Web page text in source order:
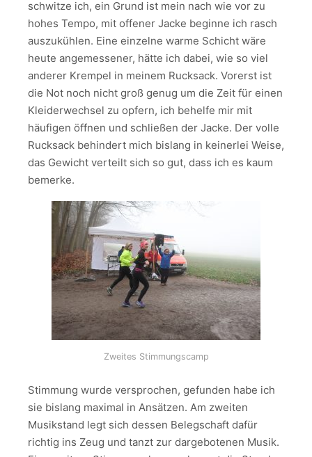
schwitze ich, ein Grund ist mein nach wie vor zu
hohes Tempo, mit offener Jacke beginne ich rasch
auszukühlen. Eine einzelne warme Schicht wäre
heute angemessener, hätte ich dabei, wie so viel
anderer Krempel in meinem Rucksack. Vorerst ist
die Not noch nicht groß genug um die Zeit für einen
Kleiderwechsel zu opfern, ich behelfe mir mit
häufigen öffnen und schließen der Jacke. Der volle
Rucksack behindert mich bislang in keinerlei Weise,
das Gewicht verteilt sich so gut, dass ich es kaum
bemerke.
Zweites Stimmungscamp
Stimmung wurde versprochen, gefunden habe ich
sie bislang maximal in Ansätzen. Am zweiten
Musikstand legt sich dessen Belegschaft dafür
richtig ins Zeug und tanzt zur dargebotenen Musik.